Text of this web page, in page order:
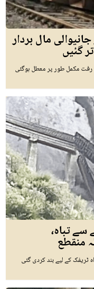
مال بردار
رفت مکمل طور پر معطل ہوگئی
سے تباہ،
منقطع
ٹریفک کے لیے بند کردی گئی